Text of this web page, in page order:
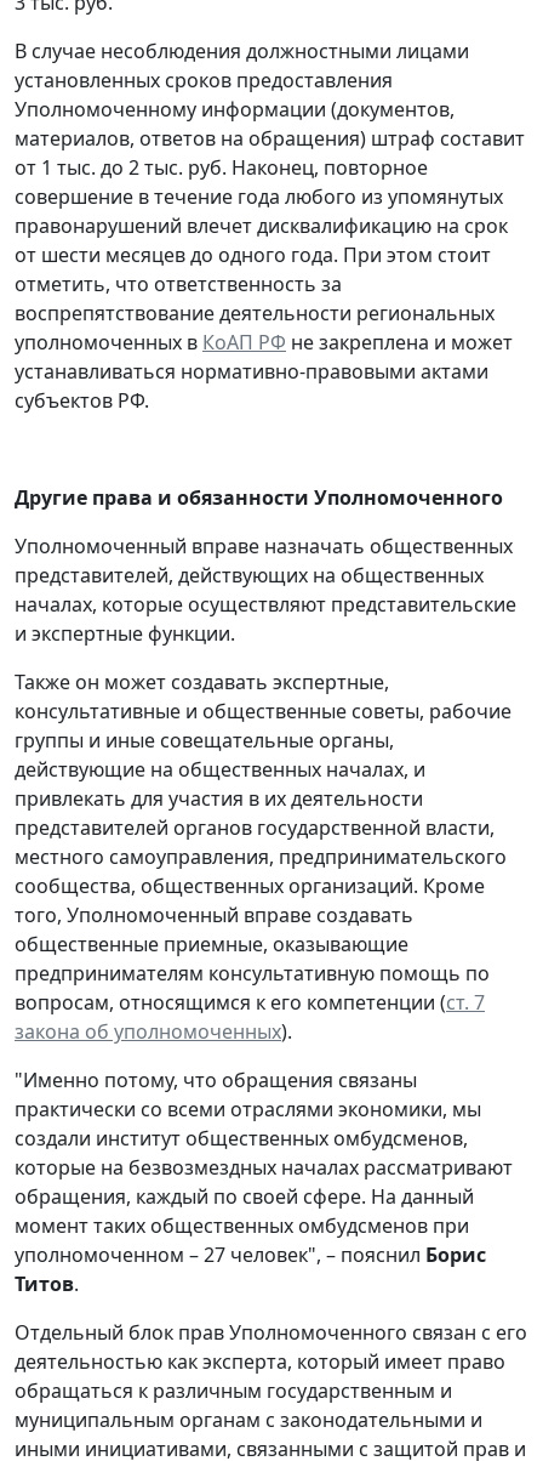
В случае несоблюдения должностными лицами
установленных сроков предоставления
Уполномоченному информации (документов,
материалов, ответов на обращения) штраф составит
от 1 тыс. до 2 тыс. руб. Наконец, повторное
совершение в течение года любого из упомянутых
правонарушений влечет дисквалификацию на срок
от шести месяцев до одного года. При этом стоит
отметить, что ответственность за
воспрепятствование деятельности региональных
уполномоченных в КоАП РФ не закреплена и может
устанавливаться нормативно-правовыми актами
субъектов РФ.
Другие права и обязанности Уполномоченного
Уполномоченный вправе назначать общественных
представителей, действующих на общественных
началах, которые осуществляют представительские
и экспертные функции.
Также он может создавать экспертные,
консультативные и общественные советы, рабочие
группы и иные совещательные органы,
действующие на общественных началах, и
привлекать для участия в их деятельности
представителей органов государственной власти,
местного самоуправления, предпринимательского
сообщества, общественных организаций. Кроме
того, Уполномоченный вправе создавать
общественные приемные, оказывающие
предпринимателям консультативную помощь по
вопросам, относящимся к его компетенции (ст. 7
закона об уполномоченных).
"Именно потому, что обращения связаны
практически со всеми отраслями экономики, мы
создали институт общественных омбудсменов,
которые на безвозмездных началах рассматривают
обращения, каждый по своей сфере. На данный
момент таких общественных омбудсменов при
уполномоченном – 27 человек", – пояснил Борис
Титов.
Отдельный блок прав Уполномоченного связан с его
деятельностью как эксперта, который имеет право
обращаться к различным государственным и
муниципальным органам с законодательными и
иными инициативами, связанными с защитой прав и